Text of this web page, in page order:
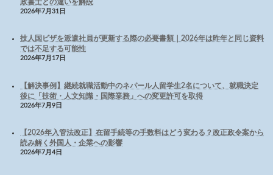
政書士との違いを解説
2026年7月31日
技人国ビザを派遣社員が更新する際の必要書類｜2026年は昨年と同じ資料
では不足する可能性
2026年7月17日
【解決事例】継続就職活動中のネパール人留学生2名について、就職決定
後に「技術・人文知識・国際業務」への変更許可を取得
2026年7月9日
【2026年入管法改正】在留手続等の手数料はどう変わる？改正政令案から
読み解く外国人・企業への影響
2026年7月4日